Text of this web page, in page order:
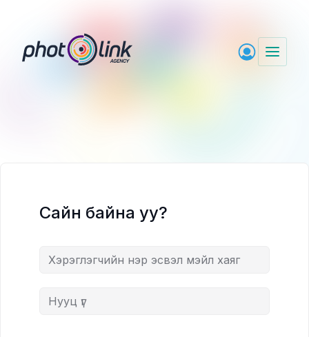
Сайн байна уу?